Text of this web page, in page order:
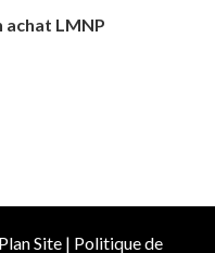
achat LMNP
Plan Site| Politique de